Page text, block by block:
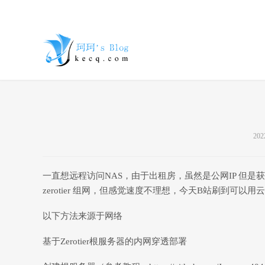
博客 - 一个
一直想远程访问NAS，由于出租房，虽然是公网IP 但是
zerotier 组网，但感觉速度不理想，今天B站刷到可以用
以下方法来源于网络
基于Zerotier根服务器的内网穿透部署